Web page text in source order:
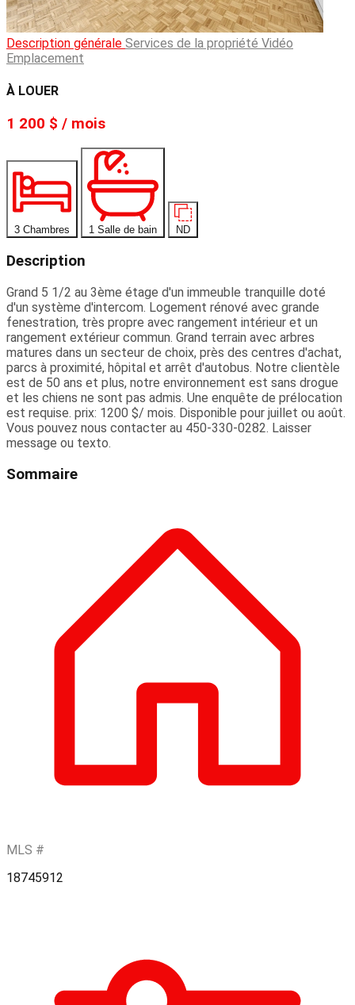
Description générale Services de la propriété Vidéo
Emplacement
À LOUER
1 200 $ / mois
3 Chambres 1 Salle de bain ND
Description
Grand 5 1/2 au 3ème étage d'un immeuble tranquille doté
d'un système d'intercom. Logement rénové avec grande
fenestration, très propre avec rangement intérieur et un
rangement extérieur commun. Grand terrain avec arbres
matures dans un secteur de choix, près des centres d'achat,
parcs à proximité, hôpital et arrêt d'autobus. Notre clientèle
est de 50 ans et plus, notre environnement est sans drogue
et les chiens ne sont pas admis. Une enquête de prélocation
est requise. prix: 1200 $/ mois. Disponible pour juillet ou août.
Vous pouvez nous contacter au 450-330-0282. Laisser
message ou texto.
Sommaire
MLS #
18745912